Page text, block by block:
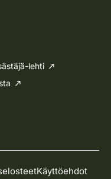
lehti
Käyttöehdot